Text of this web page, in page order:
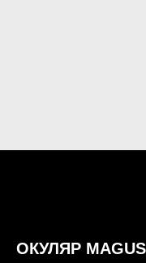
ОКУЛЯР